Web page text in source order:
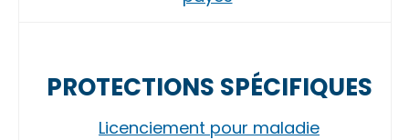
PROTECTIONS SPÉCIFIQUES
Licenciement pour maladie